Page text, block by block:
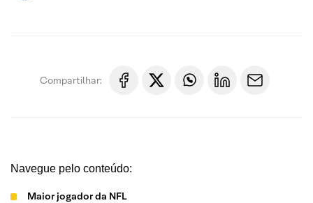
Compartilhar:
Navegue pelo conteúdo:
Maior jogador da NFL